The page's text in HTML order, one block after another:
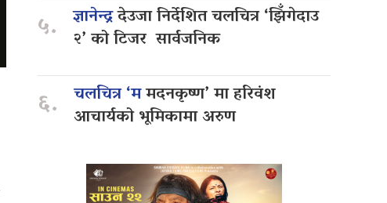
५. ज्ञानेन्द्रदेउजा निर्देशित चलचित्र ‘झिँगेदाउ
२’ को टिजर सार्वजनिक
६. चलचित्र ‘ममदनकृष्ण’ मा हरिवंश
आचार्यको भूमिकामा अरुण